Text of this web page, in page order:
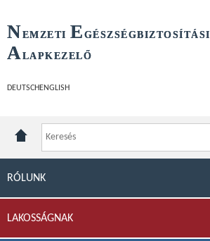
NEMZETI E GÉSZSÉGBIZTOSÍTÁSI
ALAPKEZELŐ
DEUTSCH ENGLISH
RÓLUNK
LAKOSSÁGNAK